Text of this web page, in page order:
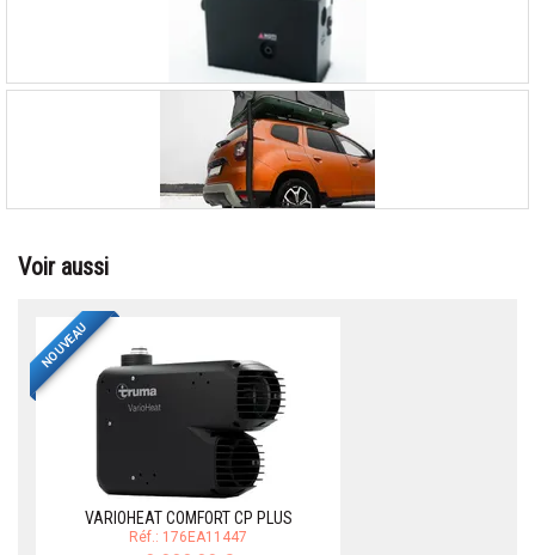
Voir aussi
NOUVEAU
VARIOHEAT COMFORT CP PLUS
Réf.: 176EA11447